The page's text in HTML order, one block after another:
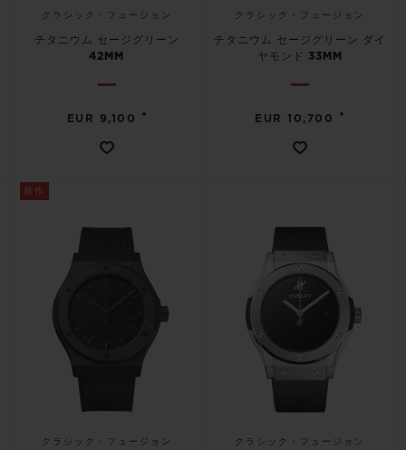
クラシック・フュージョン
チタニウム セージグリーン
42MM
EUR 9,100 •
クラシック・フュージョン
チタニウム セージグリーン ダイ
ヤモンド 33MM
EUR 10,700 •
新作
クラシック・フュージョン クラシック・フュージョン